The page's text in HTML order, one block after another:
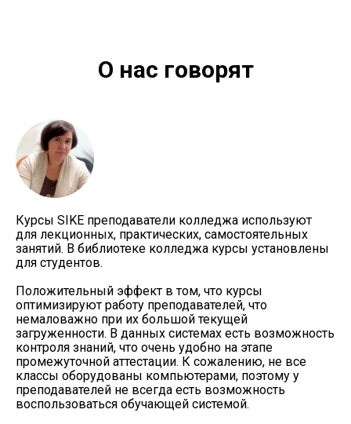
О нас говорят
Курсы SIKE преподаватели колледжа используют
для лекционных, практических, самостоятельных
занятий. В библиотеке колледжа курсы установлены
для студентов.
Положительный эффект в том, что курсы
оптимизируют работу преподавателей, что
немаловажно при их большой текущей
загруженности. В данных системах есть возможность
контроля знаний, что очень удобно на этапе
промежуточной аттестации. К сожалению, не все
классы оборудованы компьютерами, поэтому у
преподавателей не всегда есть возможность
воспользоваться обучающей системой.